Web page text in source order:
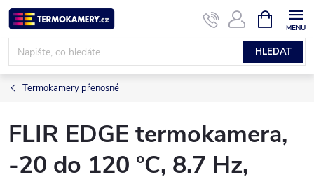
Přejít
na
obsah
HLEDAT
NÁKUPNÍ
KOŠÍK
Termokamery přenosné
FLIR EDGE termokamera,
-20 do 120 °C, 8.7 Hz,